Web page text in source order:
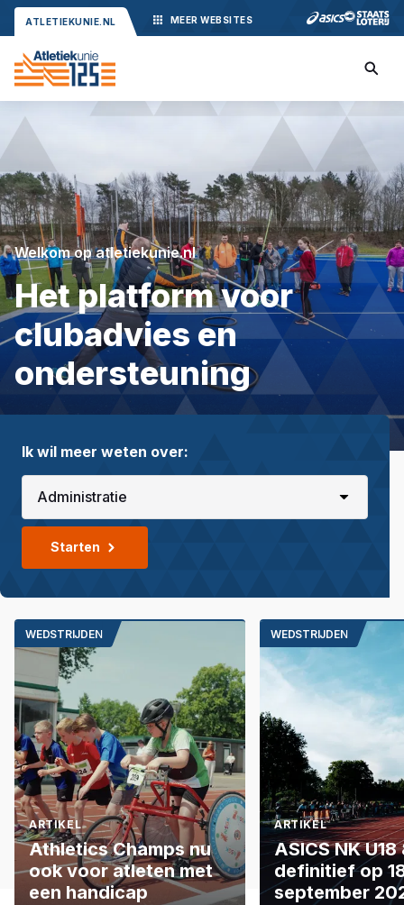
ATLETIEKUNIE.NL MEER WEBSITES
Welkom op atletiekunie.nl
Het platform voor
clubadvies en
ondersteuning
Ik wil meer weten over:
Starten
WEDSTRIJDEN
ARTIKEL
Athletics Champs nu
ook voor atleten met
een handicap
WEDSTRIJDEN
ARTIKEL
ASICS NK U18
definitief op
september